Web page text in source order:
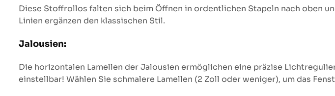
Diese Stoffrollos falten sich beim Öffnen in ordentlichen Stapeln nach oben
Linien ergänzen den klassischen Stil.
Jalousien:
Die horizontalen Lamellen der Jalousien ermöglichen eine präzise
einstellbar! Wählen Sie schmalere Lamellen (2 Zoll oder weniger), um das